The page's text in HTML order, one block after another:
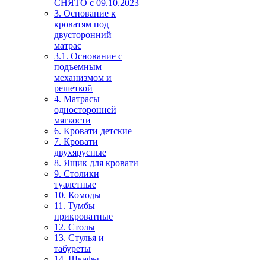
СНЯТО с 09.10.2023
3. Основание к
кроватям под
двусторонний
матрас
3.1. Основание с
подъемным
механизмом и
решеткой
4. Матрасы
односторонней
мягкости
6. Кровати детские
7. Кровати
двухярусные
8. Ящик для кровати
9. Столики
туалетные
10. Комоды
11. Тумбы
прикроватные
12. Столы
13. Стулья и
табуреты